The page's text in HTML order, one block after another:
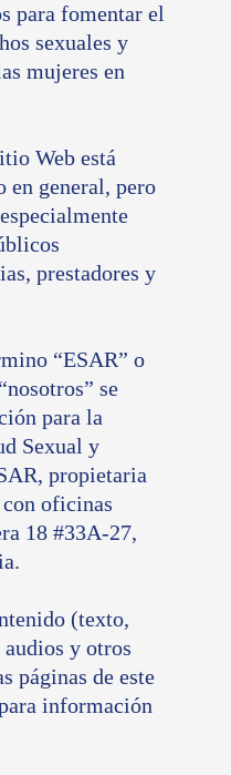
para fomentar el
sexuales y
mujeres en
Web está
general, pero
prestadores y
“ESAR” o
se
para la
Sexual y
propietaria
oficinas
18 #33A-27,
(texto,
y otros
páginas de este
información